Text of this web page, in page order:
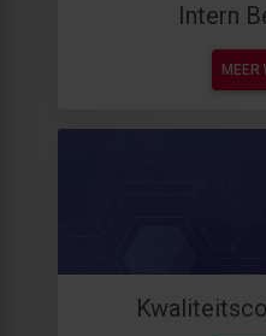
Intern
MEER